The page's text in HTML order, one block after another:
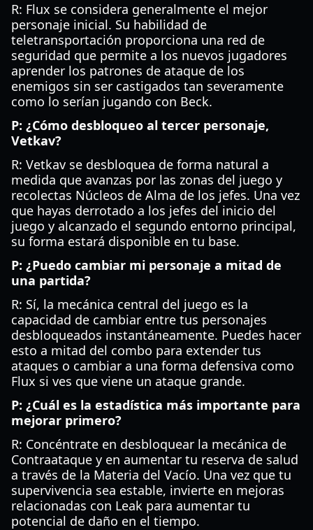
R: Flux se considera generalmente el mejor
personaje inicial. Su habilidad de
teletransportación proporciona una red de
seguridad que permite a los nuevos jugadores
aprender los patrones de ataque de los
enemigos sin ser castigados tan severamente
como lo serían jugando con Beck.
P: ¿Cómo desbloqueo al tercer personaje,
Vetkav?
R: Vetkav se desbloquea de forma natural a
medida que avanzas por las zonas del juego y
recolectas Núcleos de Alma de los jefes. Una vez
que hayas derrotado a los jefes del inicio del
juego y alcanzado el segundo entorno principal,
su forma estará disponible en tu base.
P: ¿Puedo cambiar mi personaje a mitad de
una partida?
R: Sí, la mecánica central del juego es la
capacidad de cambiar entre tus personajes
desbloqueados instantáneamente. Puedes hacer
esto a mitad del combo para extender tus
ataques o cambiar a una forma defensiva como
Flux si ves que viene un ataque grande.
P: ¿Cuál es la estadística más importante para
mejorar primero?
R: Concéntrate en desbloquear la mecánica de
Contraataque y en aumentar tu reserva de salud
a través de la Materia del Vacío. Una vez que tu
supervivencia sea estable, invierte en mejoras
relacionadas con Leak para aumentar tu
potencial de daño en el tiempo.